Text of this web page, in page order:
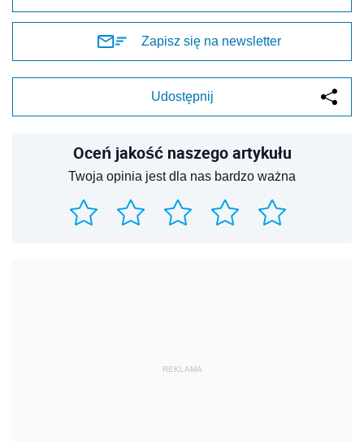
Zapisz się na newsletter
Udostępnij
Oceń jakość naszego artykułu
Twoja opinia jest dla nas bardzo ważna
REKLAMA